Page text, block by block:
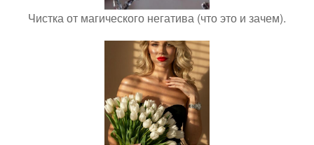
Чистка от магического негатива (что это и зачем).